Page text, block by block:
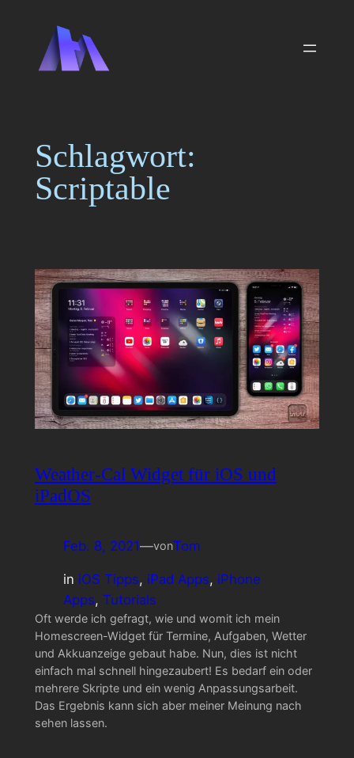
springen
Schlagwort:
Scriptable
Weather-Cal Widget für iOS und
iPadOS
Feb. 8, 2021—vonTom
in iOS Tipps, iPad Apps, iPhone
Apps, Tutorials
Oft werde ich gefragt, wie und womit ich mein
Homescreen-Widget für Termine, Aufgaben, Wetter
und Akkuanzeige gebaut habe. Nun, dies ist nicht
einfach mal schnell hingezaubert! Es bedarf ein oder
mehrere Skripte und ein wenig Anpassungsarbeit.
Das Ergebnis kann sich aber meiner Meinung nach
sehen lassen.